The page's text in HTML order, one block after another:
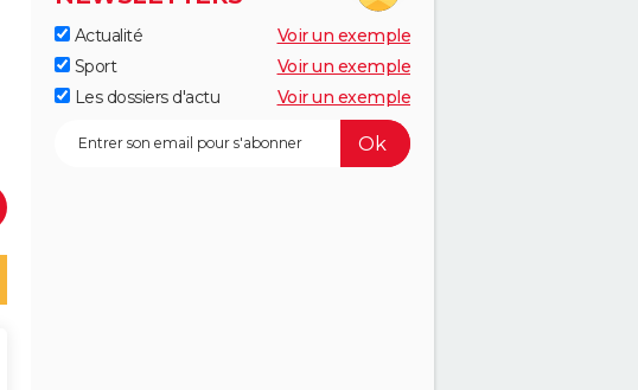
Actualité
Voir un exemple
Sport
Voir un exemple
Les dossiers d'actu
Voir un exemple